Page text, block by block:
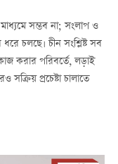
সম্ভব না; সংলাপ ও
চলছে। চীন সংশ্লিষ্ট সব
করার পরিবর্তে, লড়াই
প্রচেষ্টা চালাতে